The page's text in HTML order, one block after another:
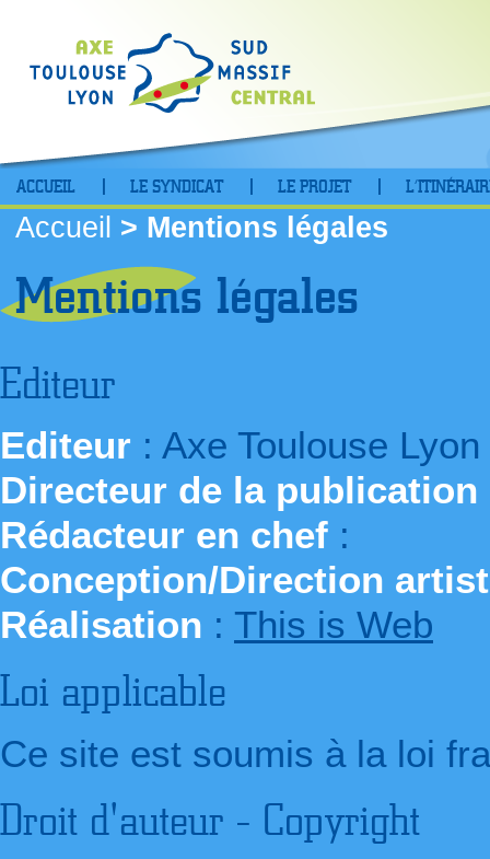
ACCUEIL LE SYNDICAT LE PROJET
Accueil > Mentions légales
Mentions légales
Editeur
Editeur : Axe Toulouse Lyon
Directeur de la publication
Rédacteur en chef :
Conception/Direction
Réalisation : This is Web
Loi applicable
Ce site est soumis à la loi
Droit d'auteur - Copyright